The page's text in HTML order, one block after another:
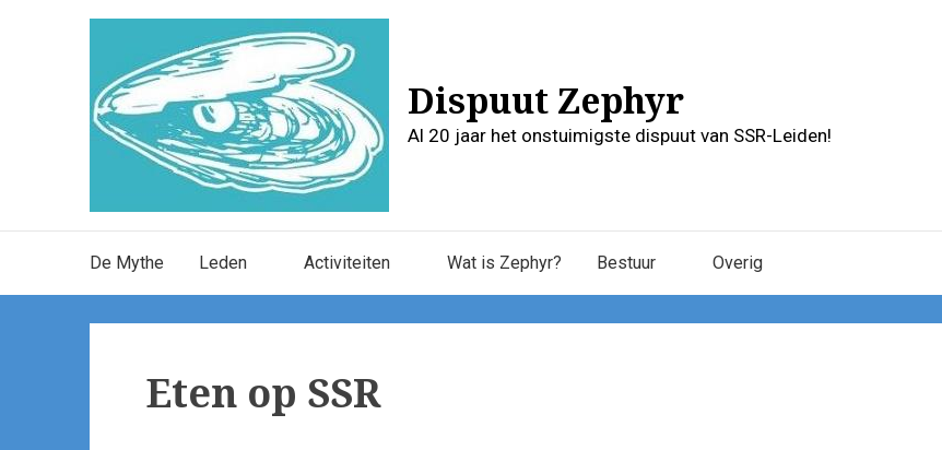
Dispuut Zephyr
Al 20 jaar het onstuimigste dispuut van SSR-Leiden!
Navigation
De Mythe Leden Activiteiten Wat is Zephyr? Bestuur Overig
Eten op SSR